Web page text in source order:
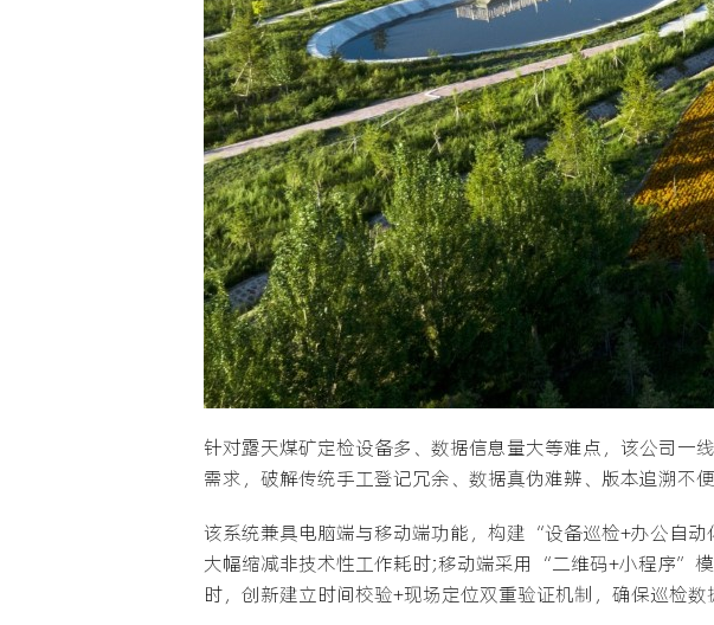
针对露天煤矿定检设备多、数据信息量大等难点，该公司一
需求，破解传统手工登记冗余、数据真伪难辨、版本追溯不
该系统兼具电脑端与移动端功能，构建“设备巡检+办公自
大幅缩减非技术性工作耗时;移动端采用“二维码+小程序”
时，创新建立时间校验+现场定位双重验证机制，确保巡检数